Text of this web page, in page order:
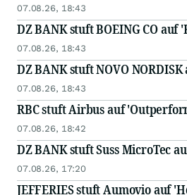
07.08.26, 18:43
DZ BANK stuft BOEING CO auf
07.08.26, 18:43
DZ BANK stuft NOVO
07.08.26, 18:43
RBC stuft Airbus auf
07.08.26, 18:42
DZ BANK stuft Suss MicroTec
07.08.26, 17:20
JEFFERIES stuft Aumovio auf